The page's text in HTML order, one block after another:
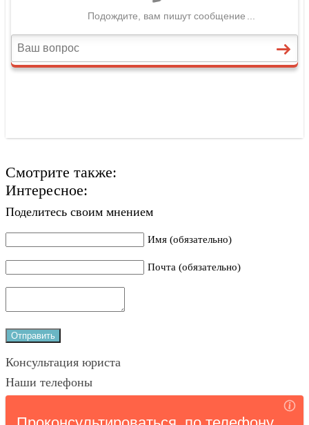
Смотрите также:
Интересное:
Поделитесь своим мнением
Имя (обязательно)
Почта (обязательно)
Консультация юриста
Наши телефоны